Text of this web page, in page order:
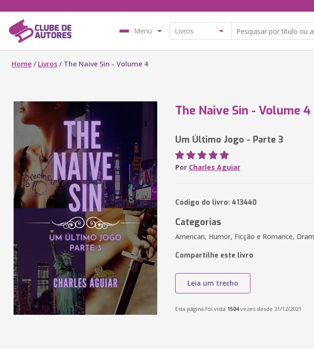
Menu
Home / Livros / The Naive Sin - Volume 4
The Naive Sin - Volume 4
Um Último Jogo - Parte 3
Por Charles Aguiar
Código do livro: 413440
Categorias
American, Humor, Ficção e Romance,
Compartilhe este livro
Leia um trecho
Esta página foi vista 1504vezes desde 21/12/2021